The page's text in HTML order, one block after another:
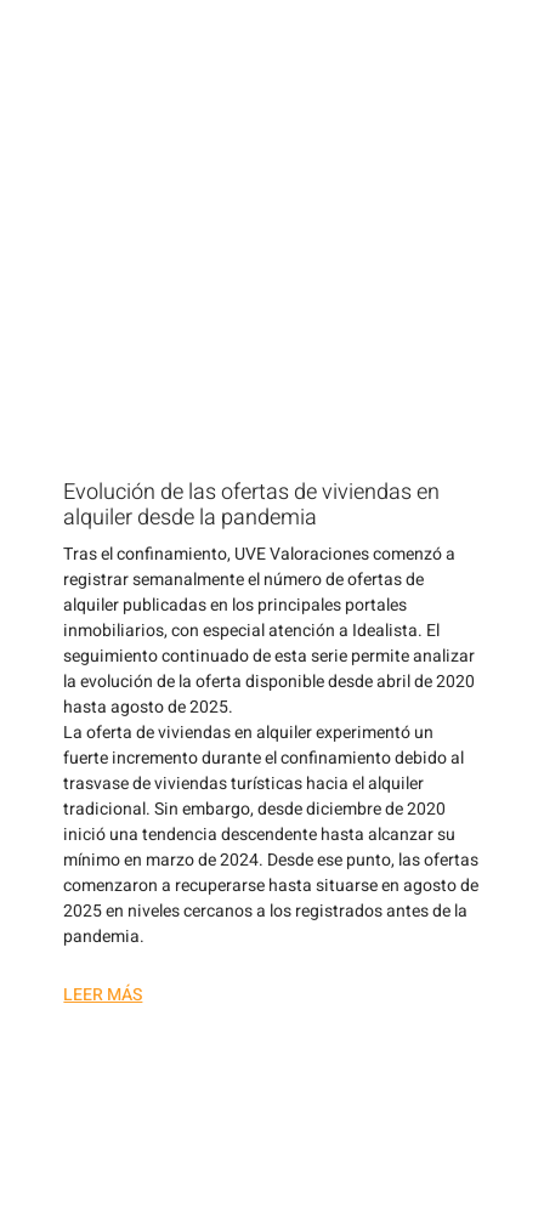
Evolución de las ofertas de viviendas en
alquiler desde la pandemia
Tras el confinamiento, UVE Valoraciones comenzó a
registrar semanalmente el número de ofertas de
alquiler publicadas en los principales portales
inmobiliarios, con especial atención a Idealista. El
seguimiento continuado de esta serie permite analizar
la evolución de la oferta disponible desde abril de 2020
hasta agosto de 2025.
La oferta de viviendas en alquiler experimentó un
fuerte incremento durante el confinamiento debido al
trasvase de viviendas turísticas hacia el alquiler
tradicional. Sin embargo, desde diciembre de 2020
inició una tendencia descendente hasta alcanzar su
mínimo en marzo de 2024. Desde ese punto, las ofertas
comenzaron a recuperarse hasta situarse en agosto de
2025 en niveles cercanos a los registrados antes de la
pandemia.
LEER MÁS